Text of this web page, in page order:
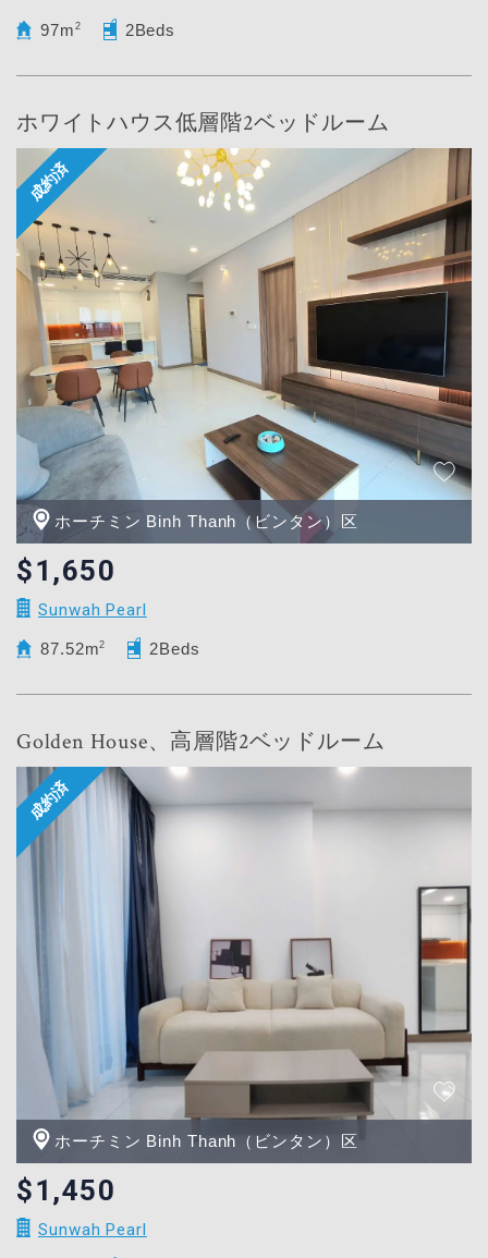
97m 2 2Beds
ホワイトハウス低層階2ベッドルーム
ホーチミン Binh Thanh（ビンタン）区
$1,650
Sunwah Pearl
87.52m2 2Beds
Golden House、高層階2ベッドルーム
ホーチミン Binh Thanh（ビンタン）区
$1,450
Sunwah Pearl